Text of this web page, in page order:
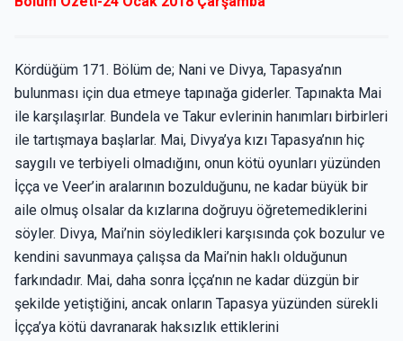
Kördüğüm 171. Bölüm de; Nani ve Divya, Tapasya’nın
bulunması için dua etmeye tapınağa giderler. Tapınakta Mai
ile karşılaşırlar. Bundela ve Takur evlerinin hanımları birbirleri
ile tartışmaya başlarlar. Mai, Divya’ya kızı Tapasya’nın hiç
saygılı ve terbiyeli olmadığını, onun kötü oyunları yüzünden
İçça ve Veer’in aralarının bozulduğunu, ne kadar büyük bir
aile olmuş olsalar da kızlarına doğruyu öğretemediklerini
söyler. Divya, Mai’nin söyledikleri karşısında çok bozulur ve
kendini savunmaya çalışsa da Mai’nin haklı olduğunun
farkındadır. Mai, daha sonra İçça’nın ne kadar düzgün bir
şekilde yetiştiğini, ancak onların Tapasya yüzünden sürekli
İçça’ya kötü davranarak haksızlık ettiklerini